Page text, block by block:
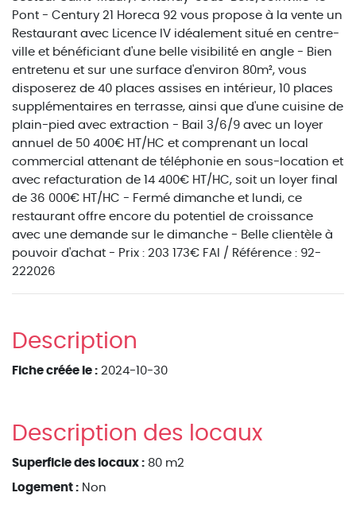
Pont - Century 21 Horeca 92 vous propose à la vente un
Restaurant avec Licence IV idéalement situé en centre-
ville et bénéficiant d'une belle visibilité en angle - Bien
entretenu et sur une surface d'environ 80m², vous
disposerez de 40 places assises en intérieur, 10 places
supplémentaires en terrasse, ainsi que d'une cuisine de
plain-pied avec extraction - Bail 3/6/9 avec un loyer
annuel de 50 400€ HT/HC et comprenant un local
commercial attenant de téléphonie en sous-location et
avec refacturation de 14 400€ HT/HC, soit un loyer final
de 36 000€ HT/HC - Fermé dimanche et lundi, ce
restaurant offre encore du potentiel de croissance
avec une demande sur le dimanche - Belle clientèle à
pouvoir d'achat - Prix : 203 173€ FAI / Référence : 92-
222026
Description
Fiche créée le : 2024-10-30
Description des locaux
Superficie des locaux : 80 m2
Logement : Non